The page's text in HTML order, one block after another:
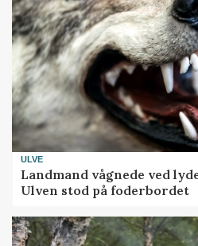
ULVE
Landmand vågnede ved
Ulven stod på foderbordet